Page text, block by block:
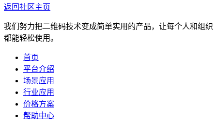
返回社区主页
我们努力把二维码技术变成简单实用的产品，让每个人和组织
都能轻松使用。
首页
平台介绍
场景应用
行业应用
价格方案
帮助中心